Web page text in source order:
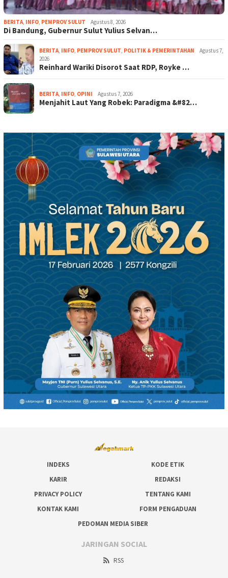
BERITA INFO PEMPROV SULUT Agustus 8, 2026
Di Bandung, Gubernur Sulut Yulius Selvan…
BERITA INFO PEMPROV SULUT POLITIK & PEMERINTAHAN
Agustus 7,
2026
Reinhard Wariki Disorot Saat RDP, Royke …
BERITA INFO OPINI Agustus 7, 2026
Menjahit Laut Yang Robek: Paradigma &#82…
INDEKS
KODE ETIK
KARIR
REDAKSI
PRIVACY POLICY
TENTANG KAMI
KONTAK KAMI
FORM PENGADUAN
PEDOMAN MEDIA SIBER
JARINGAN SOCIAL
RSS